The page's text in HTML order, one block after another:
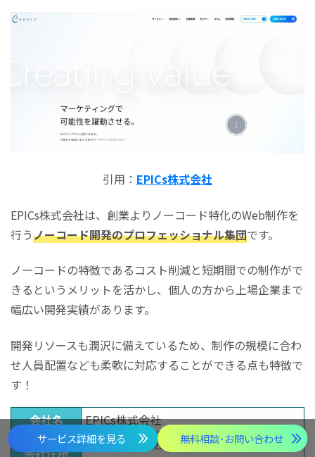
引用： EPICs株式会社
EPICs株式会社は、創業よりノーコード特化のWeb制作を
行うノーコード開発のプロフェッショナル集団です。
ノーコードの特徴であるコスト削減と短期間での制作がで
きるというメリットを活かし、個人の方から上場企業まで
幅広い開発実績があります。
開発リソースも潤沢に備えているため、制作の規模に合わ
せ人員配置なども柔軟に対応することができる点も特徴で
す！
会社名
EPICs株式会社
会社住所
〒168-0071 東京都杉並区高井戸西1-1-29
サービス詳細を見る 無料相談･お問い合わせ